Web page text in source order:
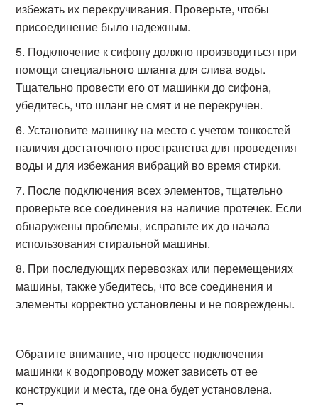
избежать их перекручивания. Проверьте, чтобы
присоединение было надежным.
Подключение к сифону должно производиться при
помощи специального шланга для слива воды.
Тщательно провести его от машинки до сифона,
убедитесь, что шланг не смят и не перекручен.
Установите машинку на место с учетом тонкостей
наличия достаточного пространства для проведения
воды и для избежания вибраций во время стирки.
После подключения всех элементов, тщательно
проверьте все соединения на наличие протечек. Если
обнаружены проблемы, исправьте их до начала
использования стиральной машины.
При последующих перевозках или перемещениях
машины, также убедитесь, что все соединения и
элементы корректно установлены и не повреждены.
Обратите внимание, что процесс подключения
машинки к водопроводу может зависеть от ее
конструкции и места, где она будет установлена.